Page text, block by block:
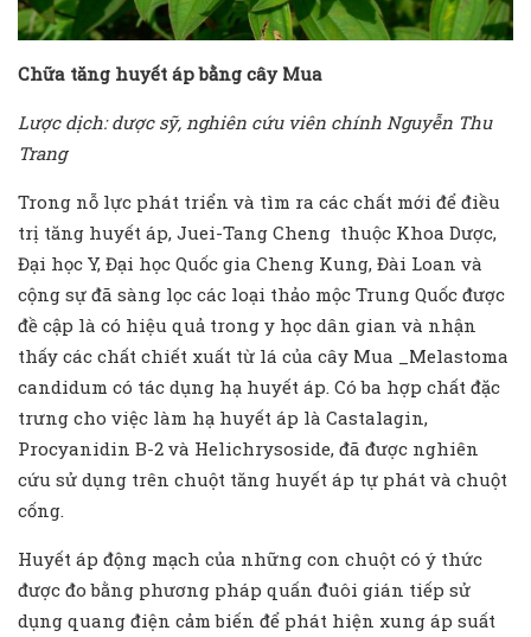
Chữa tăng huyết áp bằng cây Mua
Lược dịch: dược sỹ, nghiên cứu viên chính Nguyễn Thu
Trang
Trong nỗ lực phát triển và tìm ra các chất mới để điều
trị tăng huyết áp, Juei-Tang Cheng thuộc Khoa Dược,
Đại học Y, Đại học Quốc gia Cheng Kung, Đài Loan và
cộng sự đã sàng lọc các loại thảo mộc Trung Quốc được
đề cập là có hiệu quả trong y học dân gian và nhận
thấy các chất chiết xuất từ lá của cây Mua _Melastoma
candidum có tác dụng hạ huyết áp. Có ba hợp chất đặc
trưng cho việc làm hạ huyết áp là Castalagin,
Procyanidin B-2 và Helichrysoside, đã được nghiên
cứu sử dụng trên chuột tăng huyết áp tự phát và chuột
cống.
Huyết áp động mạch của những con chuột có ý thức
được đo bằng phương pháp quấn đuôi gián tiếp sử
dụng quang điện cảm biến để phát hiện xung áp suất